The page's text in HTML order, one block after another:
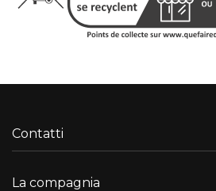
Contatti
La compagnia